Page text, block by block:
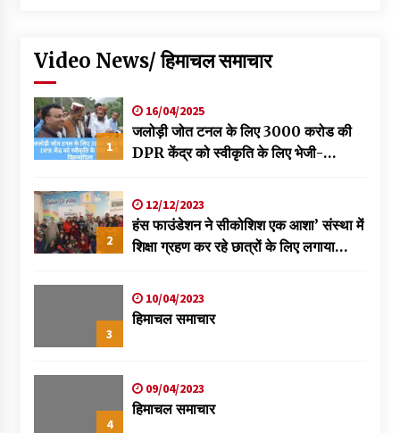
Video News/ हिमाचल समाचार
1
16/04/2025
जलोड़ी जोत टनल के लिए 3000 करोड की
DPR केंद्र को स्वीकृति के लिए भेजी-
2
12/12/2023
हंस फाउंडेशन ने सीकोशिश एक आशा’ संस्था में
शिक्षा ग्रहण कर रहे छात्रों के लिए लगाया
3
10/04/2023
हिमाचल समाचार
4
09/04/2023
हिमाचल समाचार